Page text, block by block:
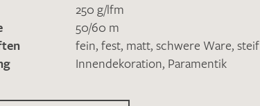
250 g/lfm
50/60 m
fein, fest, matt, schwere Ware, steif
Innendekoration, Paramentik